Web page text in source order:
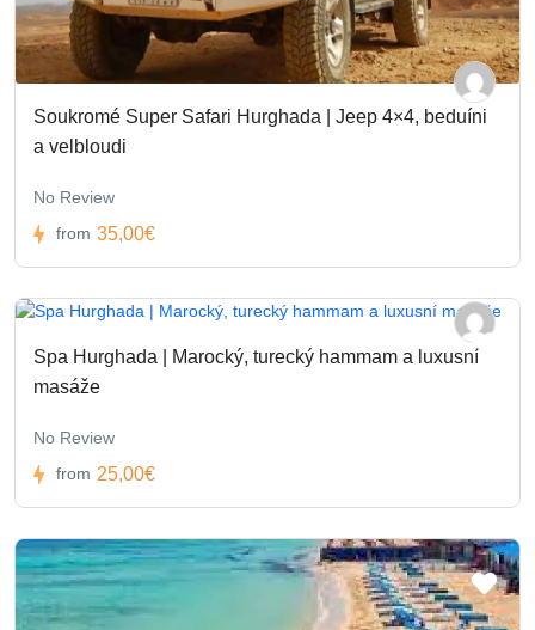
Soukromé Super Safari Hurghada | Jeep 4×4, beduíni
a velbloudi
No Review
from 35,00€
Spa Hurghada | Marocký, turecký hammam a luxusní
masáže
No Review
from 25,00€